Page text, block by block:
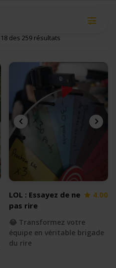
des 259 résultats
LOL : Essayez de ne
pas rire
4.00
😂 Transformez votre
équipe en véritable brigade
du rire